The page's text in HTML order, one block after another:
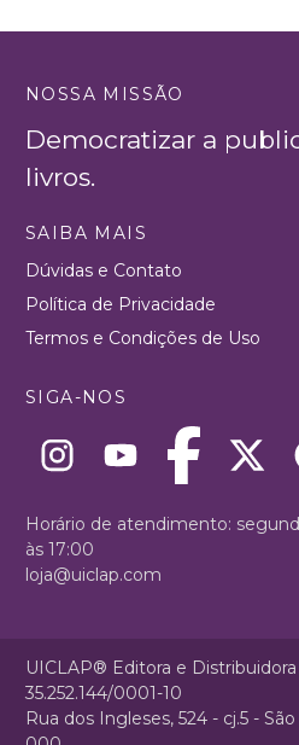
NOSSA MISSÃO
Democratizar a
livros.
SAIBA MAIS
Dúvidas e Contato
Política de Privacidade
Termos e Condições de Uso
SIGA-NOS
Horário de atendimento:
às 17:00
loja@uiclap.com
UICLAP® Editora e
35.252.144/0001-10
Rua dos Ingleses, 524 - cj.5 -